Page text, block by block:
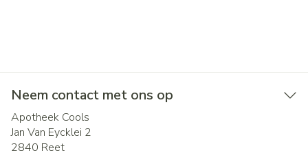
Neem contact met ons op
Apotheek Cools
Jan Van Eycklei 2
2840 Reet